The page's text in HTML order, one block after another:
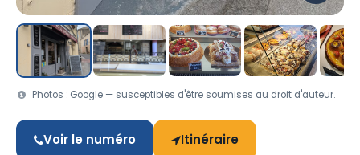
Photos : Google — susceptibles d'être soumises au droit d'auteur.
Voir le numéro Itinéraire